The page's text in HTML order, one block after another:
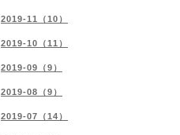
2019-11（10）
2019-10（11）
2019-09（9）
2019-08（9）
2019-07（14）